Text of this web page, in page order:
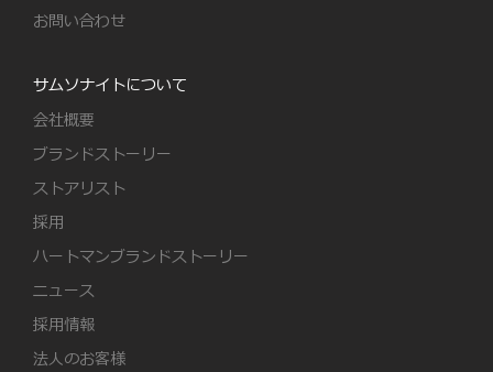
お問い合わせ
サムソナイトについて
会社概要
ブランドストーリー
ストアリスト
採用
ハートマンブランドストーリー
ニュース
採用情報
法人のお客様